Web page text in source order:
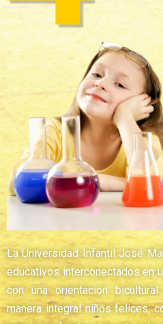
La Universidad Infantil José
educativos interconectados en
con una orientación
manera integral niños felices,